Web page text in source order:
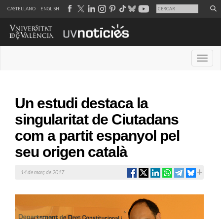
CASTELLANO ENGLISH
Un estudi destaca la
singularitat de Ciutadans
com a partit espanyol pel
seu origen català
14 de març de 2017